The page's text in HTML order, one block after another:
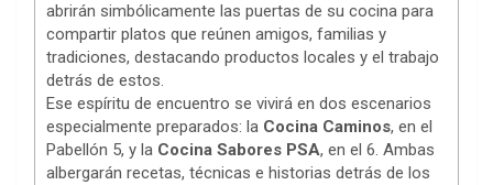
abrirán simbólicamente las puertas de su cocina para
compartir platos que reúnen amigos, familias y
tradiciones, destacando productos locales y el trabajo
detrás de estos.
Ese espíritu de encuentro se vivirá en dos escenarios
especialmente preparados: la Cocina Caminos, en el
Pabellón 5, y la Cocina Sabores PSA, en el 6. Ambas
albergarán recetas, técnicas e historias detrás de los